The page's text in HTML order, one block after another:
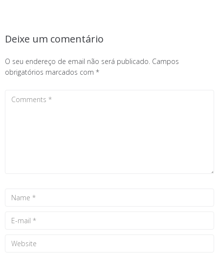
Deixe um comentário
O seu endereço de email não será publicado. Campos
obrigatórios marcados com *